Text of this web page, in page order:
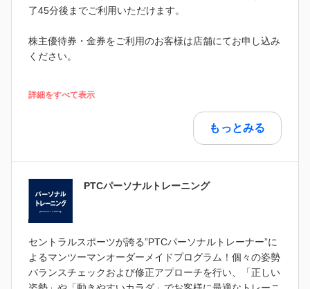
了45分後までご利用いただけます。
株主優待券・金券をご利用のお客様は店舗にてお申し込み
ください。
詳細をすべて表示
もっとみる
PTCパーソナルトレーニング
セントラルスポーツが誇る”PTCパーソナルトレーナー”に
よるマンツーマンオーダーメイドプログラム！個々の姿勢
バランスチェックおよび修正アプローチを行い、「正しい